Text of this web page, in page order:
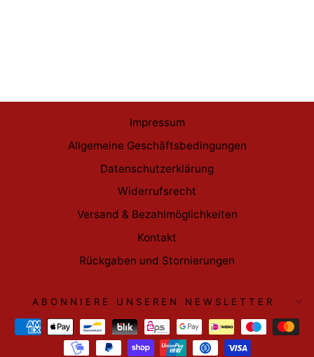
Impressum
Allgemeine Geschäftsbedingungen
Datenschutzerklärung
Widerrufsrecht
Versand & Bezahlmöglichkeiten
Kontakt
Rückgaben und Stornierungen
ABONNIERE UNSEREN NEWSLETTER